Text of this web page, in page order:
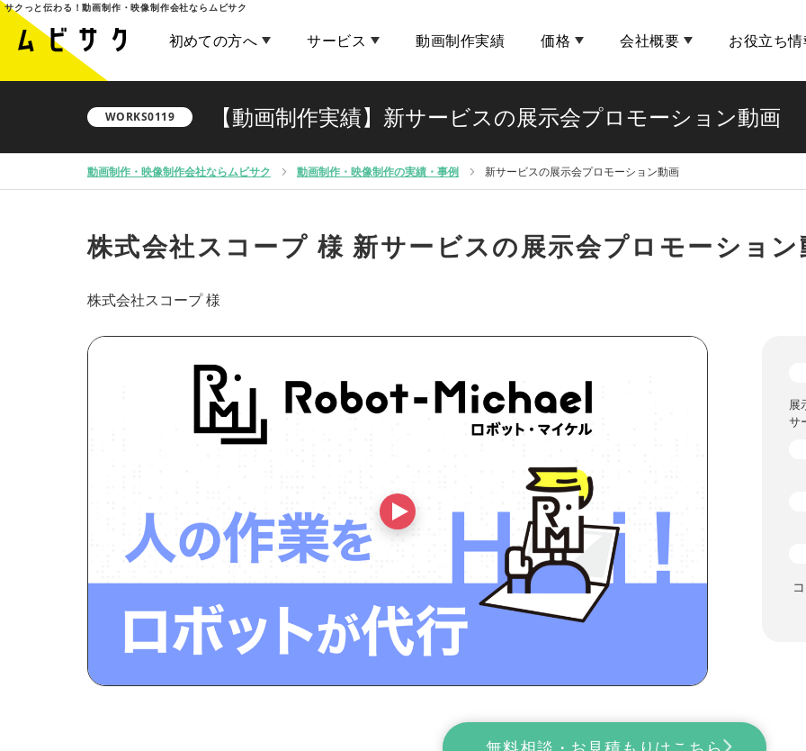
初めての方へ サービス 動画制作実績 価格 会社概要 お役立ち情
サクっと伝わる！動画制作・映像制作会社ならムビサク
WORKS0119 【動画制作実績】新サービスの展示会プロモーション動画
動画制作・映像制作会社ならムビサク 動画制作・映像制作の実績・事例 新サービスの展示会プロモーション動画
株式会社スコープ 様 新サービスの展示会プロモーション
株式会社スコープ 様
展
サ